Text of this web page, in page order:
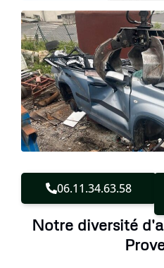
06.11.34.63.58
Notre diversité